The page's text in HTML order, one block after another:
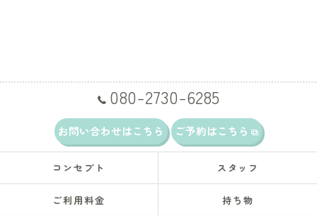
080-2730-6285
お問い合わせはこちら ご予約はこちら
コンセプト スタッフ
ご利用料金 持ち物